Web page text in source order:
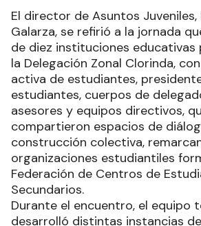
El director de Asuntos Juveniles,
Galarza, se refirió a la jornada
de diez instituciones educativas
la Delegación Zonal Clorinda,
activa de estudiantes,
estudiantes, cuerpos de
asesores y equipos directivos,
compartieron espacios de
construcción colectiva,
organizaciones estudiantiles
Federación de Centros de
Secundarios.
Durante el encuentro, el equipo
desarrolló distintas instancias